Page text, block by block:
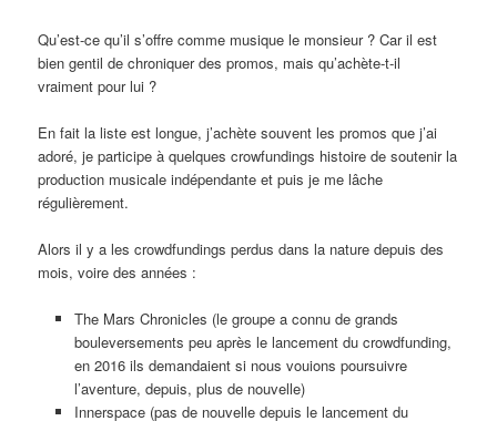
Qu’est-ce qu’il s’offre comme musique le monsieur ? Car il est
bien gentil de chroniquer des promos, mais qu’achète-t-il
vraiment pour lui ?
En fait la liste est longue, j’achète souvent les promos que j’ai
adoré, je participe à quelques crowfundings histoire de soutenir la
production musicale indépendante et puis je me lâche
régulièrement.
Alors il y a les crowdfundings perdus dans la nature depuis des
mois, voire des années :
The Mars Chronicles (le groupe a connu de grands
bouleversements peu après le lancement du crowdfunding,
en 2016 ils demandaient si nous vouions poursuivre
l’aventure, depuis, plus de nouvelle)
Innerspace (pas de nouvelle depuis le lancement du